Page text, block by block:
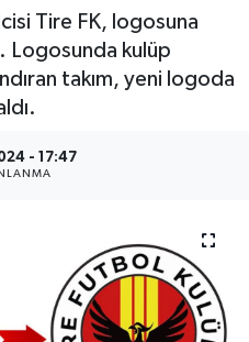
Tire FK, logosuna
Logosunda kulüp
takım, yeni logoda
- 17:47